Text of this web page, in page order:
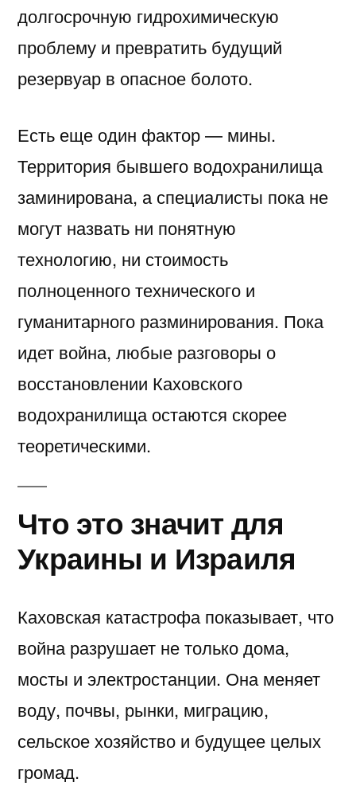
долгосрочную гидрохимическую
проблему и превратить будущий
резервуар в опасное болото.
Есть еще один фактор — мины.
Территория бывшего водохранилища
заминирована, а специалисты пока не
могут назвать ни понятную
технологию, ни стоимость
полноценного технического и
гуманитарного разминирования. Пока
идет война, любые разговоры о
восстановлении Каховского
водохранилища остаются скорее
теоретическими.
Что это значит для
Украины и Израиля
Каховская катастрофа показывает, что
война разрушает не только дома,
мосты и электростанции. Она меняет
воду, почвы, рынки, миграцию,
сельское хозяйство и будущее целых
громад.